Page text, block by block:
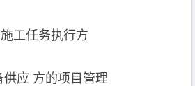
工任务执行方
应 方的项目管理